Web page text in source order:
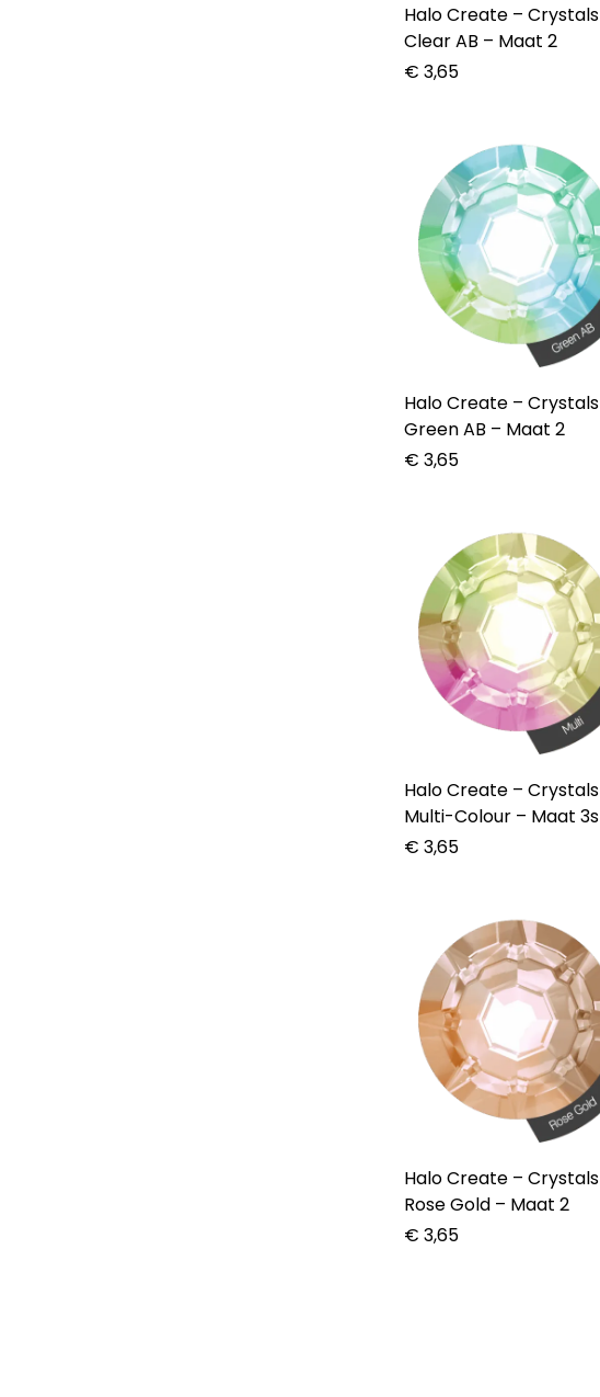
Halo Create – Crystals
Clear AB – Maat 2
€ 3,65
Halo Create – Crystals
Green AB – Maat 2
€ 3,65
Halo Create – Crystals
Multi-Colour – Maat 3s
€ 3,65
Halo Create – Crystals
Rose Gold – Maat 2
€ 3,65